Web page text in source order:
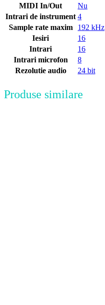
MIDI In/Out
Nu
Intrari de instrument 4
Sample rate maxim
192 kHz
Iesiri
16
Intrari
16
Intrari microfon
8
Rezolutie audio
24 bit
Produse similare